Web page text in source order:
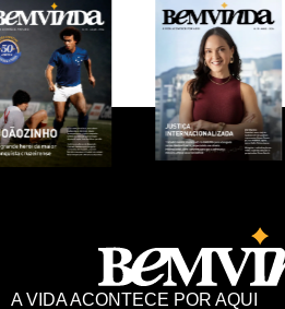
A VIDA ACONTECE POR AQUI